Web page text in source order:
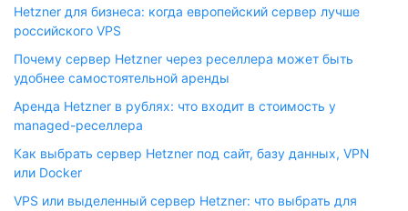
Hetzner для бизнеса: когда европейский сервер лучше
российского VPS
Почему сервер Hetzner через реселлера может быть
удобнее самостоятельной аренды
Аренда Hetzner в рублях: что входит в стоимость у
managed-реселлера
Как выбрать сервер Hetzner под сайт, базу данных, VPN
или Docker
VPS или выделенный сервер Hetzner: что выбрать для